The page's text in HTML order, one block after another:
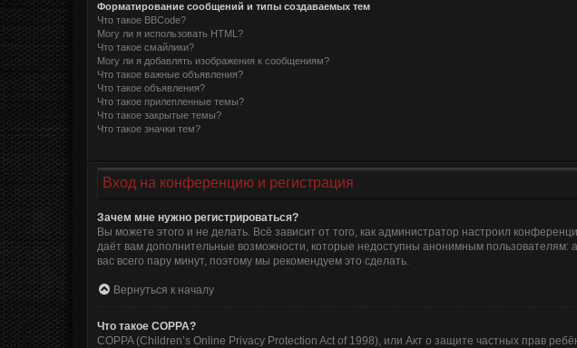
Форматирование сообщений и типы создаваемых тем
Что такое BBCode?
Могу ли я использовать HTML?
Что такое смайлики?
Могу ли я добавлять изображения к сообщениям?
Что такое важные объявления?
Что такое объявления?
Что такое прилепленные темы?
Что такое закрытые темы?
Что такое значки тем?
Вход на конференцию и регистрация
Зачем мне нужно регистрироваться?
Вы можете этого и не делать. Всё зависит от того, как администратор настроил
даёт вам дополнительные возможности, которые недоступны анонимным пользователям:
вас всего пару минут, поэтому мы рекомендуем это сделать.
Вернуться к началу
Что такое COPPA?
COPPA (Children’s Online Privacy Protection Act of 1998), или Акт о защите частных прав